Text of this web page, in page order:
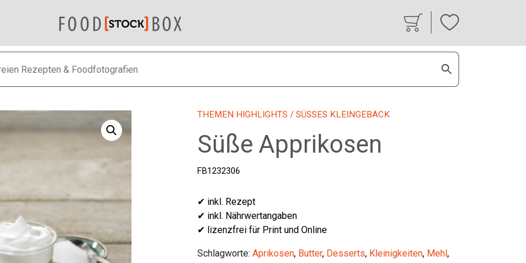
THEMEN HIGHLIGHTS / SÜSSES KLEINGEBÄCK
Süße Apprikosen
FB1232306
✔ inkl. Rezept
✔ inkl. Nährwertangaben
✔ lizenzfrei für Print und Online
Schlagworte: Aprikosen, Butter, Desserts, Kleinigkeiten, Mehl ,